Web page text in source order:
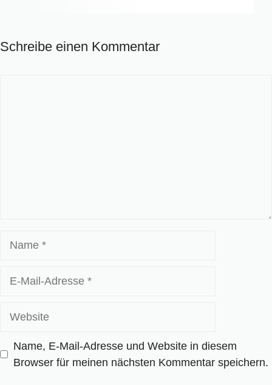
Schreibe einen Kommentar
Name, E-Mail-Adresse und Website in diesem
Browser für meinen nächsten Kommentar speichern.